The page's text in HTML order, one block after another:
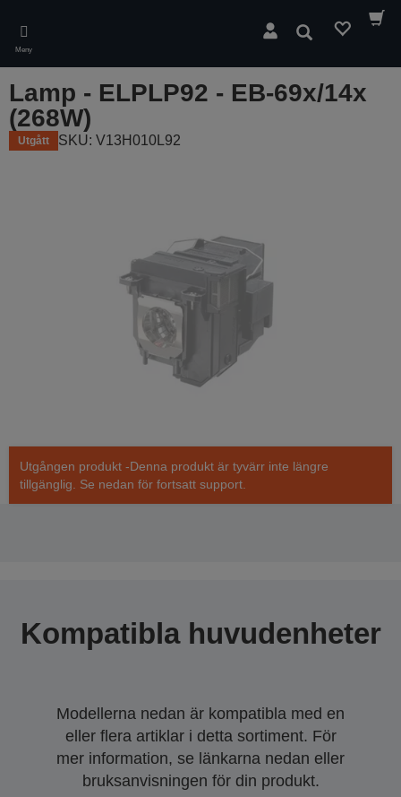
main
content
Meny
Sök
Lamp - ELPLP92 - EB-69x/14x
(268W)
Utgått SKU: V13H010L92
Utgången produkt -Denna produkt är tyvärr inte längre
tillgänglig. Se nedan för fortsatt support.
Kompatibla huvudenheter
Modellerna nedan är kompatibla med en
eller flera artiklar i detta sortiment. För
mer information, se länkarna nedan eller
bruksanvisningen för din produkt.